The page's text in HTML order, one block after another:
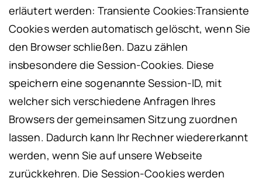
erläutert werden: Transiente Cookies:Transiente
Cookies werden automatisch gelöscht, wenn Sie
den Browser schließen. Dazu zählen
insbesondere die Session-Cookies. Diese
speichern eine sogenannte Session-ID, mit
welcher sich verschiedene Anfragen Ihres
Browsers der gemeinsamen Sitzung zuordnen
lassen. Dadurch kann Ihr Rechner wiedererkannt
werden, wenn Sie auf unsere Webseite
zurückkehren. Die Session-Cookies werden